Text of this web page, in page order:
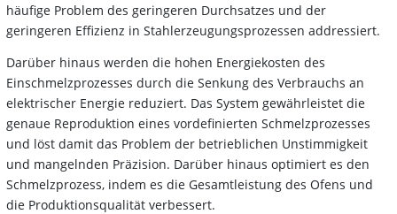
häufige Problem des geringeren Durchsatzes und der
geringeren Effizienz in Stahlerzeugungsprozessen addressiert.
Darüber hinaus werden die hohen Energiekosten des
Einschmelzprozesses durch die Senkung des Verbrauchs an
elektrischer Energie reduziert. Das System gewährleistet die
genaue Reproduktion eines vordefinierten Schmelzprozesses
und löst damit das Problem der betrieblichen Unstimmigkeit
und mangelnden Präzision. Darüber hinaus optimiert es den
Schmelzprozess, indem es die Gesamtleistung des Ofens und
die Produktionsqualität verbessert.